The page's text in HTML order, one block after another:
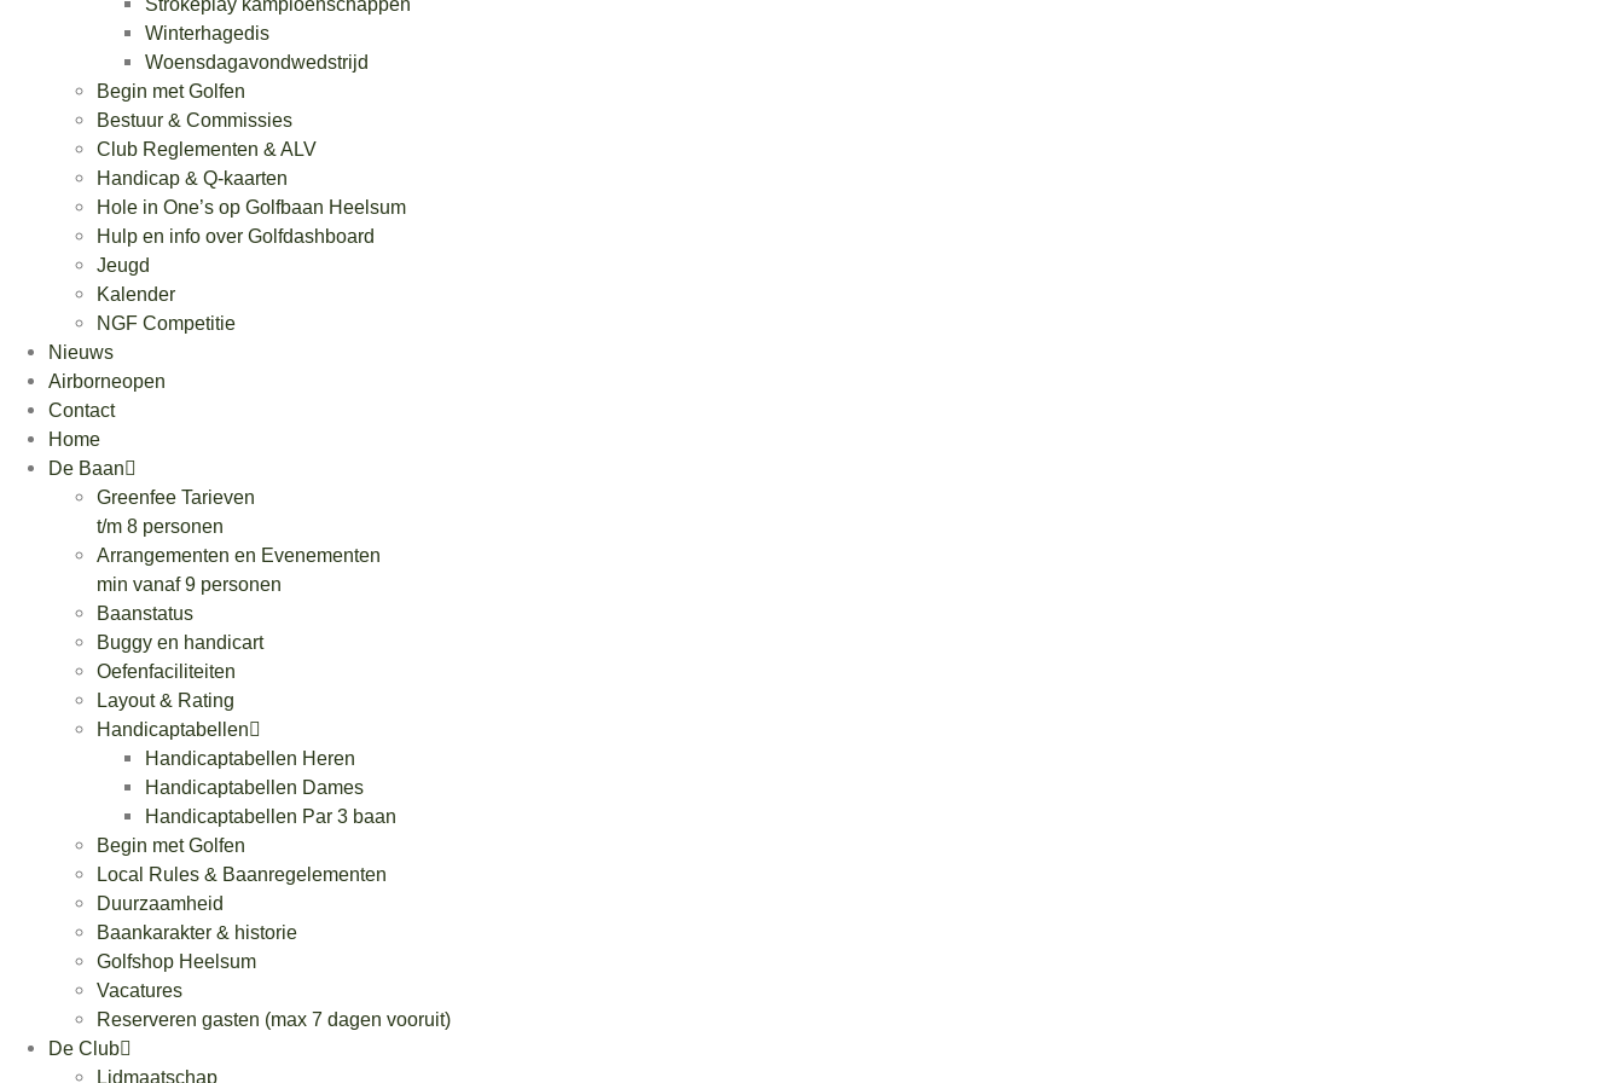
Strokeplay kampioenschappen
Winterhagedis
Woensdagavondwedstrijd
Begin met Golfen
Bestuur & Commissies
Club Reglementen & ALV
Handicap & Q-kaarten
Hole in One’s op Golfbaan Heelsum
Hulp en info over Golfdashboard
Jeugd
Kalender
NGF Competitie
Nieuws
Airborneopen
Contact
Home
De Baan
Greenfee Tarieven
t/m 8 personen
Arrangementen en Evenementen
min vanaf 9 personen
Baanstatus
Buggy en handicart
Oefenfaciliteiten
Layout & Rating
Handicaptabellen
Handicaptabellen Heren
Handicaptabellen Dames
Handicaptabellen Par 3 baan
Begin met Golfen
Local Rules & Baanregelementen
Duurzaamheid
Baankarakter & historie
Golfshop Heelsum
Vacatures
Reserveren gasten (max 7 dagen vooruit)
De Club
Lidmaatschap